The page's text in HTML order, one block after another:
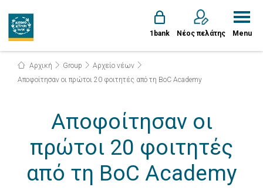
1bank Νέος πελάτης Menu
Αρχική Group
Αρχείο νέων
Αποφοίτησαν οι πρώτοι 20 φοιτητές από τη BoC Academy
Αποφοίτησαν οι
πρώτοι 20 φοιτητές
από τη BoC Academy